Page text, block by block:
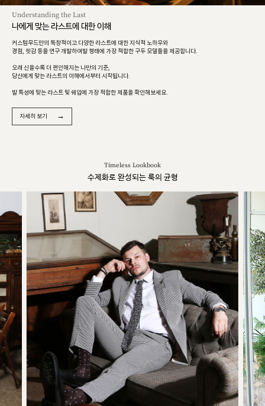
Understanding the Last
나에게 맞는 라스트에 대한 이해
커스텀무드만의 독창적이고 다양한 라스트에 대한 지식적 노하우와
경험, 핏감 등을 연구 개발하여발 형태에 가장 적합한 구두 모델들을 제공합니다.
오래 신을수록 더 편안해지는 나만의 기준,
당신에게 맞는 라스트의 이해에서부터 시작됩니다.
발 특성에 맞는 라스트 및 쉐입에 가장 적합한 제품을 확인해보세요.
자세히 보기 →
Timeless Lookbook
수제화로 완성되는 룩의 균형